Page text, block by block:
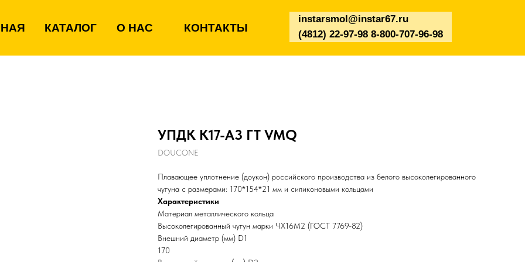
КАТАЛОГ О НАС КОНТАКТЫ
(4812) 22-97-98 8-800-707-96-98
instarsmol@instar67.ru
УПДК К17-А3 ГТ VMQ
DOUCONE
Плавающее уплотнение (доукон) российского производства из белого высоколегированного
чугуна с размерами: 170*154*21 мм и силиконовыми кольцами
Характеристики
Материал металлического кольца
Высоколегированный чугун марки ЧХ16М2 (ГОСТ 7769-82)
Внешний диаметр (мм) D1
170